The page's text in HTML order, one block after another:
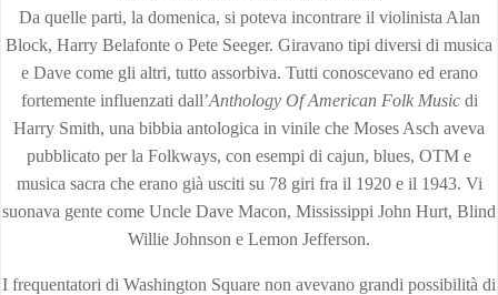
Da quelle parti, la domenica, si poteva incontrare il violinista Alan
Block, Harry Belafonte o Pete Seeger. Giravano tipi diversi di musica
e Dave come gli altri, tutto assorbiva. Tutti conoscevano ed erano
fortemente influenzati dall’Anthology Of American Folk Music di
Harry Smith, una bibbia antologica in vinile che Moses Asch aveva
pubblicato per la Folkways, con esempi di cajun, blues, OTM e
musica sacra che erano già usciti su 78 giri fra il 1920 e il 1943. Vi
suonava gente come Uncle Dave Macon, Mississippi John Hurt, Blind
Willie Johnson e Lemon Jefferson.
I frequentatori di Washington Square non avevano grandi possibilità di